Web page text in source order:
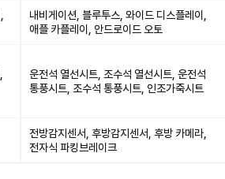
내비게이션, 블루투스, 와이드 디스플레이,
애플 카플레이, 안드로이드 오토
운전석 열선시트, 조수석 열선시트, 운전석
통풍시트, 조수석 통풍시트, 인조가죽시트
전방감지센서, 후방감지센서, 후방 카메라,
전자식 파킹브레이크